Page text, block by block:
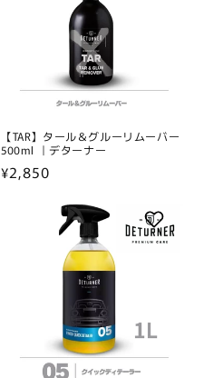
【TAR】タール＆グルーリムーバー
500ml ｜デターナー
通
¥2,850